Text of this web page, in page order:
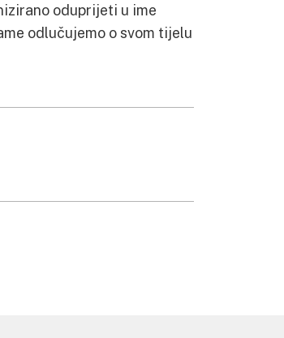
oduprijeti u ime
odlučujemo o svom tijelu